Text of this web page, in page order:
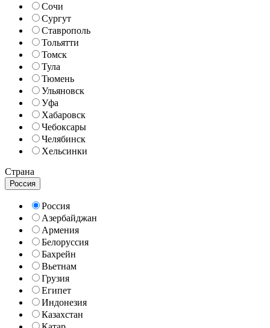
Сочи
Сургут
Ставрополь
Тольятти
Томск
Тула
Тюмень
Ульяновск
Уфа
Хабаровск
Чебоксары
Челябинск
Хельсинки
Страна
Россия
Россия
Азербайджан
Армения
Белоруссия
Бахрейн
Вьетнам
Грузия
Египет
Индонезия
Казахстан